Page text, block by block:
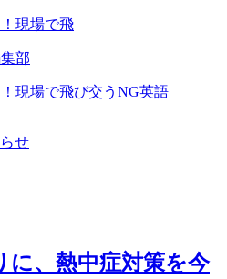
現場で飛
部
現場で飛び交うNG英語
せ
に、熱中症対策を今